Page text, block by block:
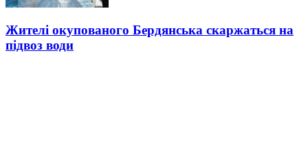
Жителі окупованого Бердянська скаржаться на
підвоз води